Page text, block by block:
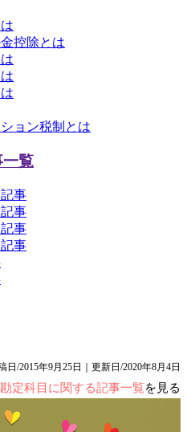
控除とは
ョン税制とは
一覧
事
事
事
事
日/2015年9月25日｜更新日/2020年8月4日
勘定科目に関する記事一覧を見る